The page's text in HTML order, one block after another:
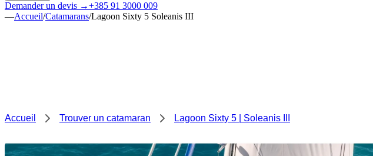
Demander un devis →+385 91 3000 009
—Accueil/Catamarans/Lagoon Sixty 5 Soleanis III
Accueil Trouver un catamaran Lagoon Sixty 5 | Soleanis III